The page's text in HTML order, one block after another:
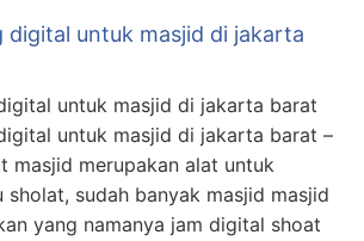
digital untuk masjid di jakarta
untuk masjid di jakarta barat
untuk masjid di jakarta barat –
masjid merupakan alat untuk
sholat, sudah banyak masjid masjid
yang namanya jam digital shoat